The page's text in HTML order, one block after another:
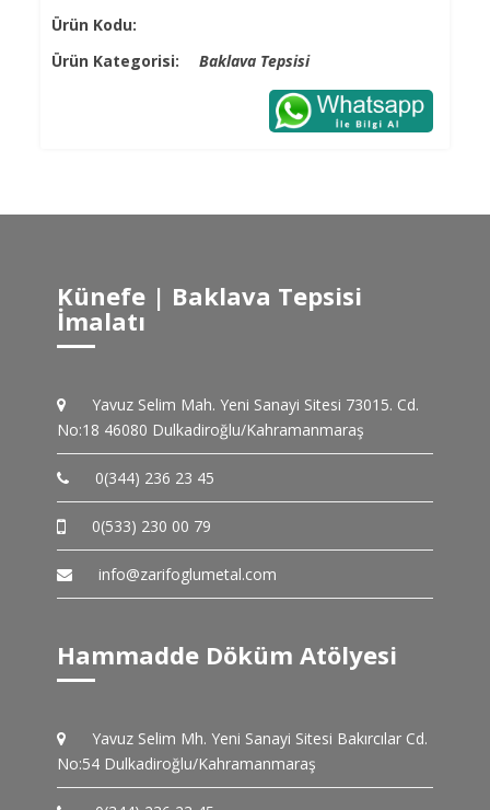
Ürün Kodu:
Ürün Kategorisi:Baklava Tepsisi
Künefe | Baklava Tepsisi
İmalatı
Yavuz Selim Mah. Yeni Sanayi Sitesi 73015. Cd.
No:18 46080 Dulkadiroğlu/Kahramanmaraş
0(344) 236 23 45
0(533) 230 00 79
info@zarifoglumetal.com
Hammadde Döküm Atölyesi
Yavuz Selim Mh. Yeni Sanayi Sitesi Bakırcılar Cd.
No:54 Dulkadiroğlu/Kahramanmaraş